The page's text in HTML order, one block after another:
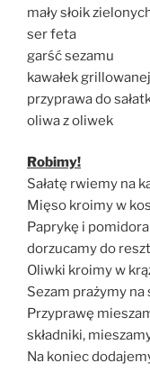
mały słoik
ser feta
garść sezamu
kawałek
przyprawa do
oliwa z oliwek
Robimy!
Sałatę rwiemy na
Mięso kroimy w
Paprykę i
dorzucamy do
Oliwki kroimy w
Sezam prażymy
Przyprawę
składniki,
Na koniec